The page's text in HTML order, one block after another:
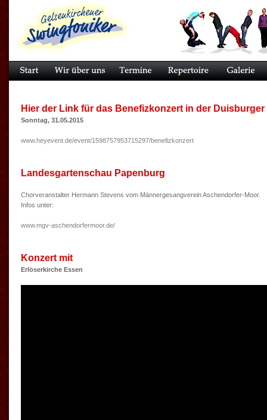
Hier der Link für das Benefizkonzert in der
Sonntag, 31.05.2015
www.heyevent.de/event/1598757953715297/benefizkonzert
Landesgartenschau Papenburg
Chorveranstalter Hermann Stevens vom Männergesangverein Aschendorfer-Moor.
Infos unter:
www.mgv-aschendorfermoor.de/
Konzert mit
Erlöserkirche Essen